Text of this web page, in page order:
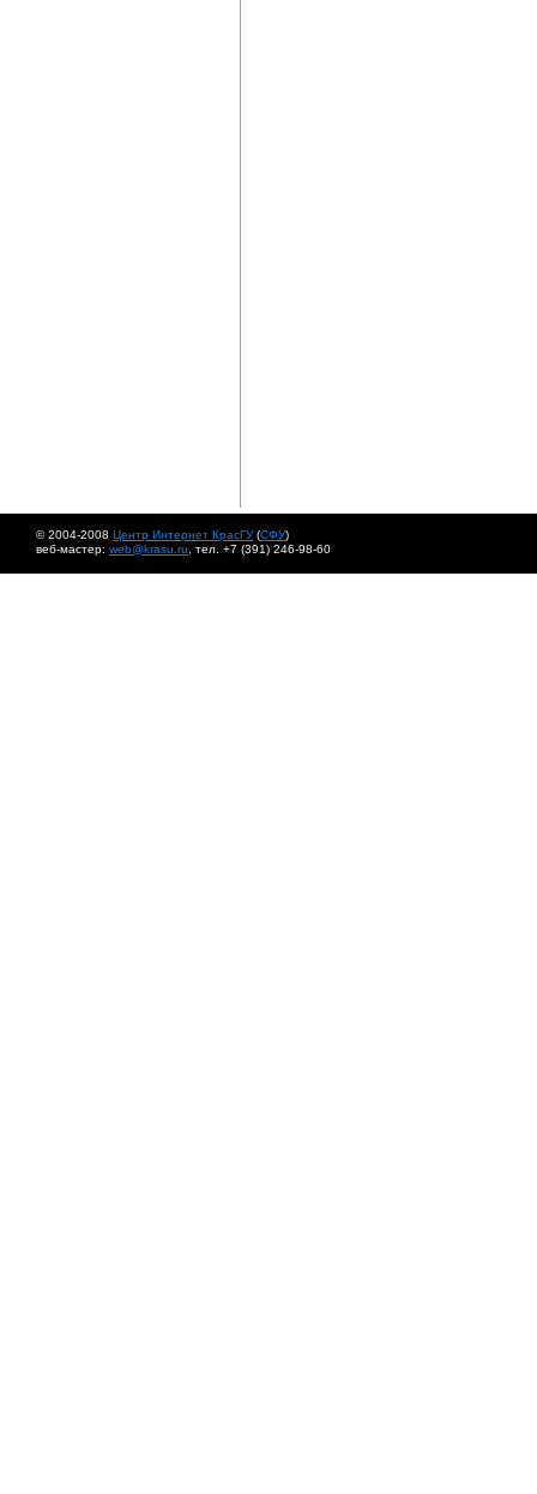
© 2004-2008 Центр Интернет КрасГУ(СФУ)
веб-мастер: web@krasu.ru , тел. +7 (391) 246-98-60